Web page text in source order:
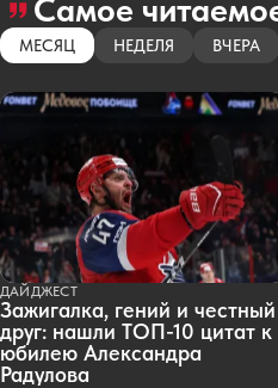
Самое
МЕСЯЦ НЕДЕЛЯ ВЧЕРА
ДАЙДЖЕСТ
Зажигалка, гений и честный
друг: нашли ТОП-10 цитат к
юбилею Александра
Радулова